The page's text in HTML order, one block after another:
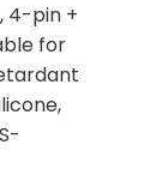
4-pin +
for